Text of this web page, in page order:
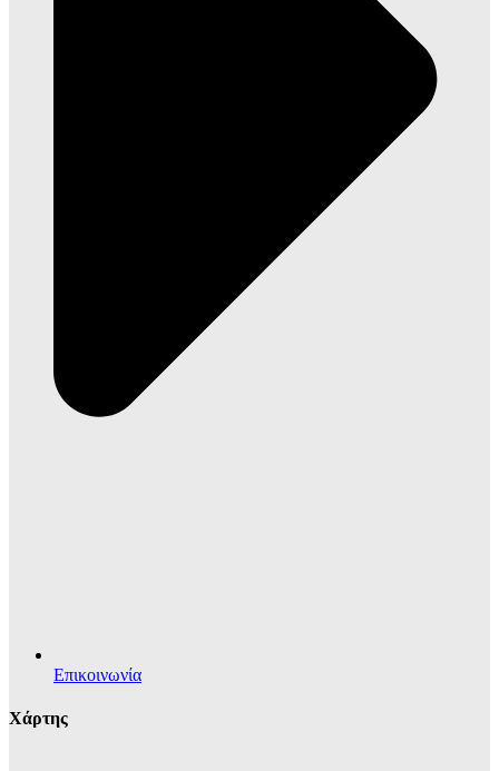
Επικοινωνία
Χάρτης